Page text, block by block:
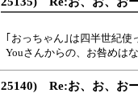
｢おっちゃん｣は四半世紀使
Youさんからの、お咎めは
25140) Re:お、お、お